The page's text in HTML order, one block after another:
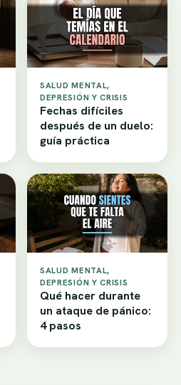
SALUD MENTAL,
DEPRESIÓN Y CRISIS
Fechas difíciles
después de un duelo:
guía práctica
SALUD MENTAL,
DEPRESIÓN Y CRISIS
Qué hacer durante
un ataque de pánico:
4 pasos